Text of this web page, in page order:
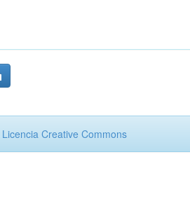
Licencia Creative Commons